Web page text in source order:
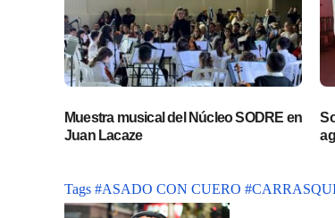
Muestra musical del Núcleo SODRE en
Juan Lacaze
Tags #ASADO CON CUERO